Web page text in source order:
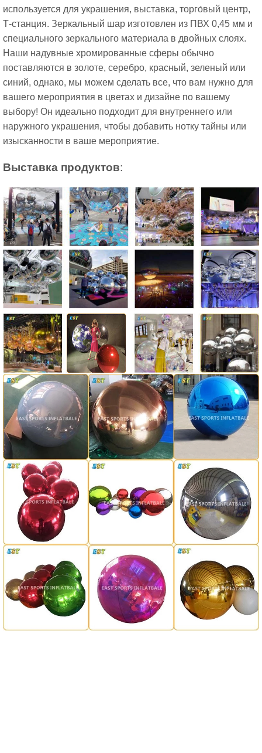
используется для украшения, выставка, торго́вый центр,
Т-станция. Зеркальный шар изготовлен из ПВХ 0,45 мм и
специального зеркального материала в двойных слоях.
Наши надувные хромированные сферы обычно
поставляются в золоте, серебро, красный, зеленый или
синий, однако, мы можем сделать все, что вам нужно для
вашего мероприятия в цветах и дизайне по вашему
выбору! Он идеально подходит для внутреннего или
наружного украшения, чтобы добавить нотку тайны или
изысканности в ваше мероприятие.
Выставка продуктов: